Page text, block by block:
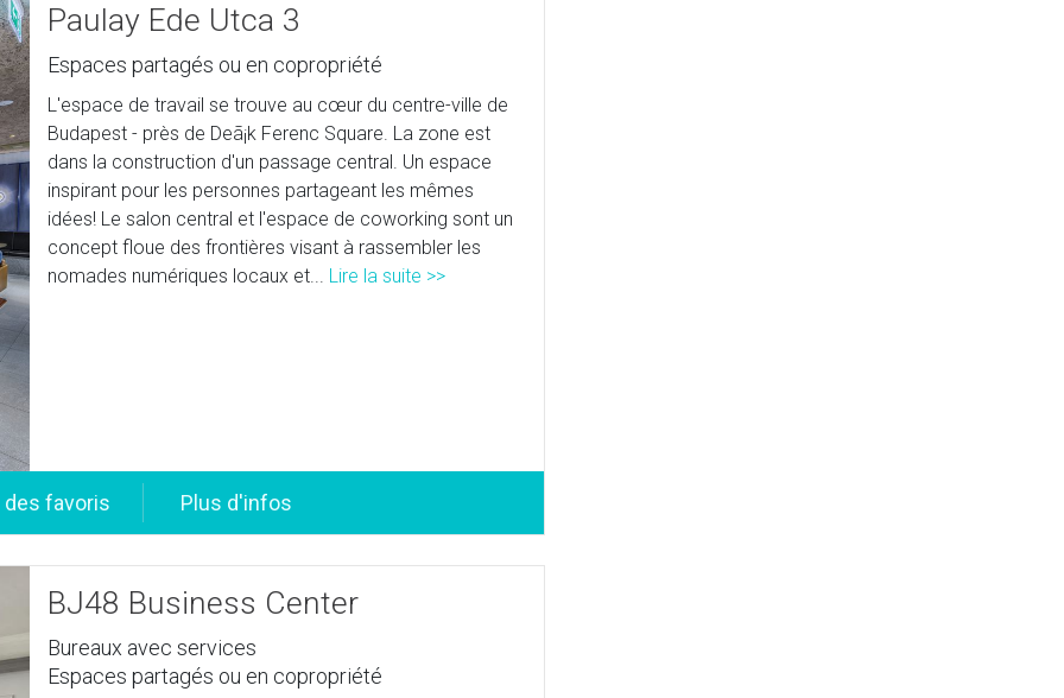
Paulay Ede Utca 3
Espaces partagés ou en copropriété
L'espace de travail se trouve au cœur du centre-ville de
Budapest - près de Deã¡k Ferenc Square. La zone est
dans la construction d'un passage central. Un espace
inspirant pour les personnes partageant les mêmes
idées! Le salon central et l'espace de coworking sont un
concept floue des frontières visant à rassembler les
nomades numériques locaux et... Lire la suite >>
BJ48 Business Center
Bureaux avec services
Espaces partagés ou en copropriété